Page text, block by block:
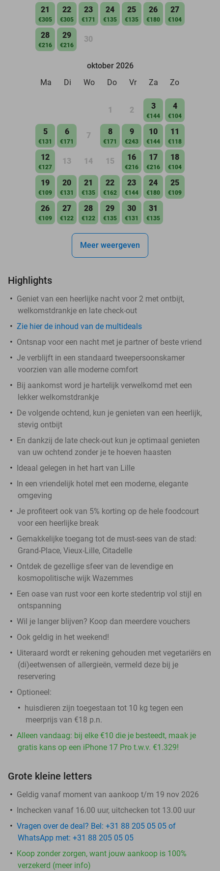
21
€305
22
€305
23
€171
24
€135
25
€135
26
€180
27
€104
28
€216
29
€216
30
oktober 2026
Ma
Di Wo Do Vr Za Zo
1 2 3
€144
4
€104
5
€131
6
€171
7 8
€171
9
€243
10
€144
11
€118
12
€127
13 14 15 16
€216
17
€216
18
€104
19
€109
20
€131
21
€135
22
€162
23
€144
24
€180
25
€109
26
€109
27
€122
28
€122
29
€135
30
€131
31
€135
Meer weergeven
Highlights
Geniet van een heerlijke nacht voor 2 met ontbijt,
welkomstdrankje en late check-out
Zie hier de inhoud van de multideals
Ontsnap voor een nacht met je partner of beste vriend
Je verblijft in een standaard tweepersoonskamer
voorzien van alle moderne comfort
Bij aankomst word je hartelijk verwelkomd met een
lekker welkomstdrankje
De volgende ochtend, kun je genieten van een heerlijk,
stevig ontbijt
En dankzij de late check-out kun je optimaal genieten
van uw ochtend zonder je te hoeven haasten
Ideaal gelegen in het hart van Lille
In een vriendelijk hotel met een moderne, elegante
omgeving
Je profiteert ook van 5% korting op de hele foodcourt
voor een heerlijke break
Gemakkelijke toegang tot de must-sees van de stad:
Grand-Place, Vieux-Lille, Citadelle
Ontdek de gezellige sfeer van de levendige en
kosmopolitische wijk Wazemmes
Een oase van rust voor een korte stedentrip vol stijl en
ontspanning
Wil je langer blijven? Koop dan meerdere vouchers
Ook geldig in het weekend!
Uiteraard wordt er rekening gehouden met vegetariërs en
(di)eetwensen of allergieën, vermeld deze bij je
reservering
Optioneel:
huisdieren zijn toegestaan tot 10 kg tegen een
meerprijs van €18 p.n.
Alleen vandaag: bij elke €10 die je besteedt, maak je
gratis kans op een iPhone 17 Pro t.w.v. €1.329!
Grote kleine letters
Geldig vanaf moment van aankoop t/m 19 nov 2026
Inchecken vanaf 16.00 uur, uitchecken tot 13.00 uur
Vragen over de deal? Bel: +31 88 205 05 05 of
WhatsApp met: +31 88 205 05 05
Koop zonder zorgen, want jouw aankoop is 100%
verzekerd (meer info)